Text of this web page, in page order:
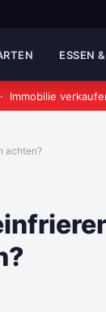
ESSEN
· Immobilie
achten?